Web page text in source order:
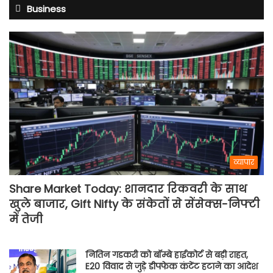
Business
व्यापार
Share Market Today: शानदार रिकवरी के साथ
खुले बाजार, Gift Nifty के संकेतों से सेंसेक्स-निफ्टी
में तेजी
नितिन गडकरी को बॉम्बे हाईकोर्ट से बड़ी राहत,
E20 विवाद से जुड़े डीपफेक कंटेंट हटाने का आदेश